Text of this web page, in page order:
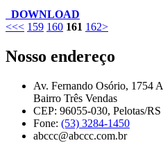
DOWNLOAD
<<< 159 160 161 162>
Nosso endereço
Av. Fernando Osório, 1754 A
Bairro Três Vendas
CEP: 96055-030, Pelotas/RS
Fone: (53) 3284-1450
abccc@abccc.com.br